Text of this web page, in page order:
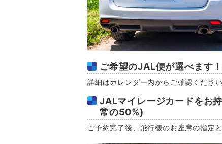
ご希望のJAL便が選べます
詳細はカレンダー内からご確認ください
JALマイレージカードをお
常の50%)
ご予約完了後、飛行機のお座席の指定